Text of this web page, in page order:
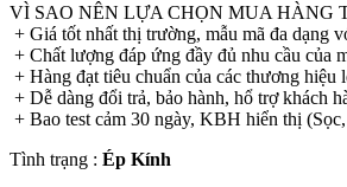
VÌ SAO NÊN LỰA CHỌN MUA HÀNG
+ Giá tốt nhất thị trường, mẫu mã đa dạng
+ Chất lượng đáp ứng đầy đủ nhu cầu của
+ Hàng đạt tiêu chuẩn của các thương hiệu
+ Dễ dàng đổi trả, bảo hành, hổ trợ khách
+ Bao test cảm 30 ngày, KBH hiển thị
Tình trạng : Ép Kính